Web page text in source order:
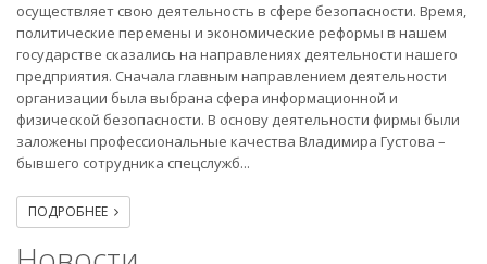
осуществляет свою деятельность в сфере безопасности. Время,
политические перемены и экономические реформы в нашем
государстве сказались на направлениях деятельности нашего
предприятия. Сначала главным направлением деятельности
организации была выбрана сфера информационной и
физической безопасности. В основу деятельности фирмы были
заложены профессиональные качества Владимира Густова –
бывшего сотрудника спецслужб...
ПОДРОБНЕЕ